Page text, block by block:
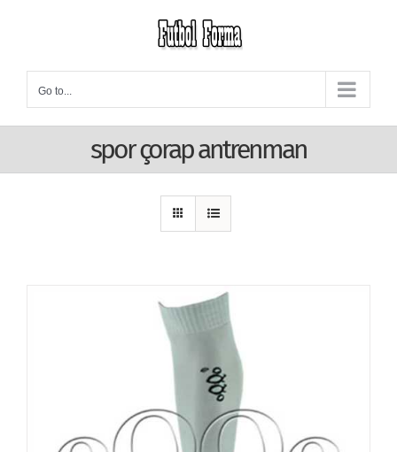
content
Go to...
spor çorap antrenman